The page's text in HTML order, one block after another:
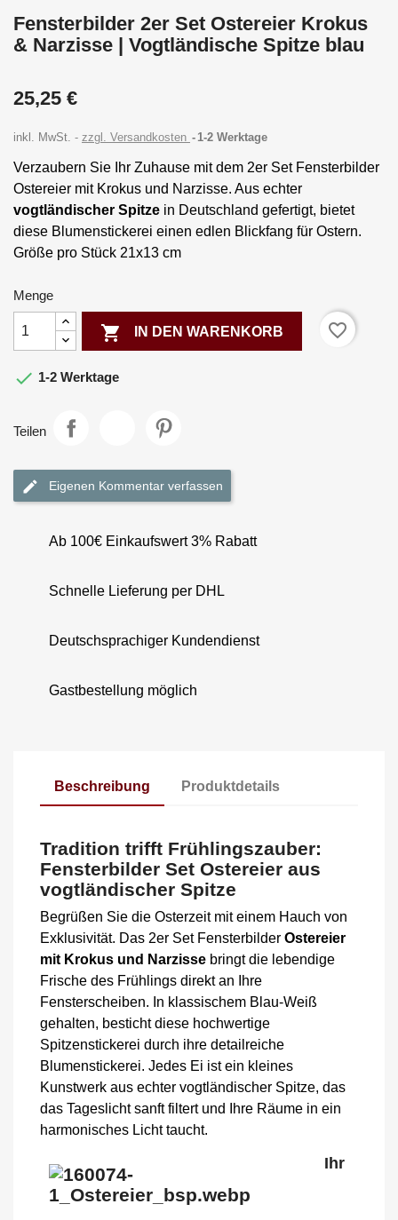
Fensterbilder 2er Set Ostereier Krokus
& Narzisse | Vogtländische Spitze blau
25,25 €
inkl. MwSt. zzgl. Versandkosten 1-2 Werktage
Verzaubern Sie Ihr Zuhause mit dem 2er Set Fensterbilder
Ostereier mit Krokus und Narzisse. Aus echter
vogtländischer Spitze in Deutschland gefertigt, bietet
diese Blumenstickerei einen edlen Blickfang für Ostern.
Größe pro Stück 21x13 cm
Menge
 IN DEN WARENKORB favorite_border
 1-2 Werktage
Teilen
Eigenen Kommentar verfassen
Ab 100€ Einkaufswert 3% Rabatt
Schnelle Lieferung per DHL
Deutschsprachiger Kundendienst
Gastbestellung möglich
Beschreibung Produktdetails
Tradition trifft Frühlingszauber:
Fensterbilder Set Ostereier aus
vogtländischer Spitze
Begrüßen Sie die Osterzeit mit einem Hauch von
Exklusivität. Das 2er Set Fensterbilder Ostereier
mit Krokus und Narzisse bringt die lebendige
Frische des Frühlings direkt an Ihre
Fensterscheiben. In klassischem Blau-Weiß
gehalten, besticht diese hochwertige
Spitzenstickerei durch ihre detailreiche
Blumenstickerei. Jedes Ei ist ein kleines
Kunstwerk aus echter vogtländischer Spitze, das
das Tageslicht sanft filtert und Ihre Räume in ein
harmonisches Licht taucht.
Ihr